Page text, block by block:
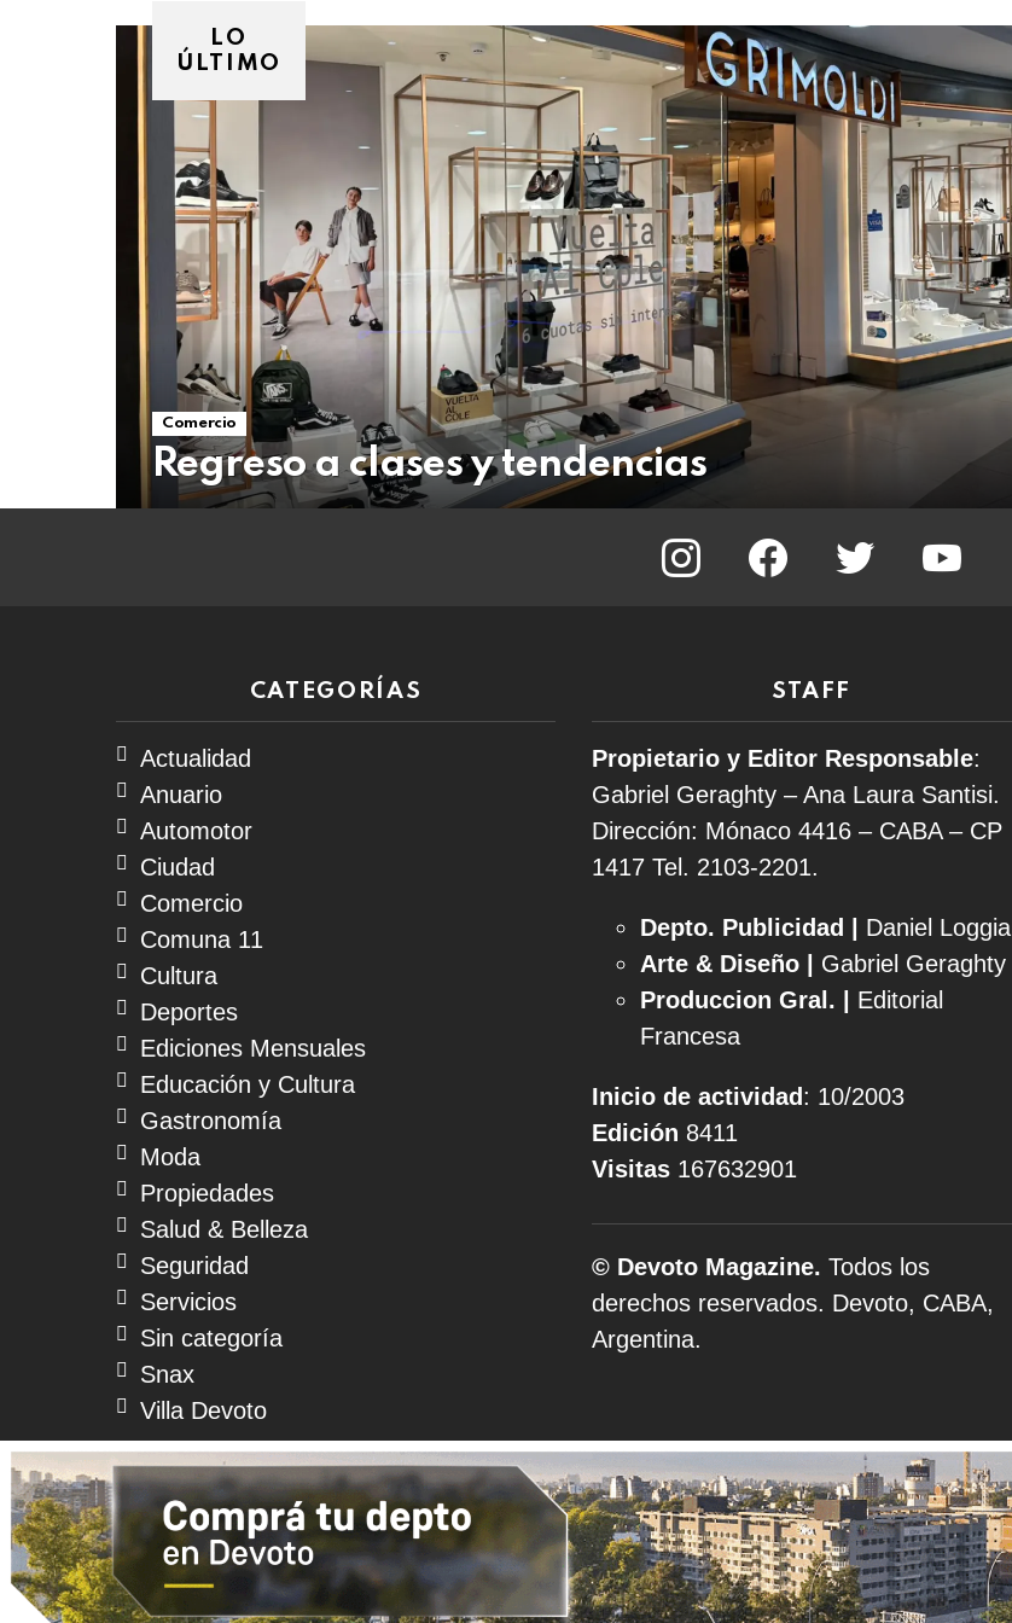
LO
ÚLTIMO
Comercio
Regreso a clases y tendencias
instagram facebook twitter
CATEGORÍAS
Actualidad
Anuario
Automotor
Ciudad
Comercio
Comuna 11
Cultura
Deportes
Ediciones Mensuales
Educación y Cultura
Gastronomía
Moda
Propiedades
Salud & Belleza
Seguridad
Servicios
Sin categoría
Snax
Villa Devoto
STAFF
Propietario y Editor Responsable:
Gabriel Geraghty – Ana Laura Santisi.
Dirección: Mónaco 4416 – CABA – CP
1417 Tel. 2103-2201.
Depto. Publicidad |
Daniel Loggia
Arte & Diseño | Gabriel Geraghty
Produccion Gral. |
Editorial
Francesa
Inicio de actividad : 10/2003
Edición 8411
Visitas 167632901
© Devoto Magazine. Todos los
derechos reservados. Devoto, CABA,
Argentina.
© 2026 Devoto Magazine
agosto